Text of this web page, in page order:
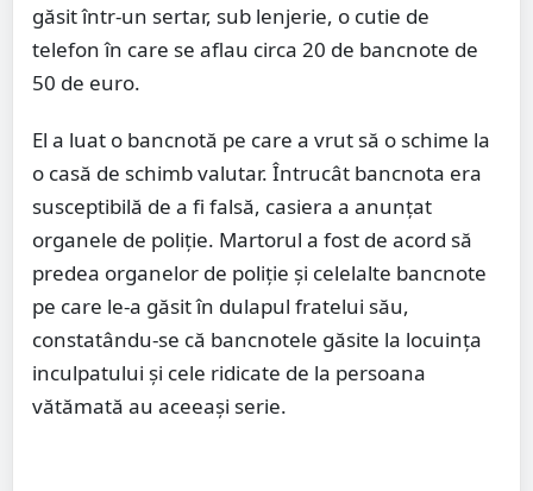
găsit într-un sertar, sub lenjerie, o cutie de
telefon în care se aflau circa 20 de bancnote de
50 de euro.
El a luat o bancnotă pe care a vrut să o schime la
o casă de schimb valutar. Întrucât bancnota era
susceptibilă de a fi falsă, casiera a anunţat
organele de poliţie. Martorul a fost de acord să
predea organelor de poliţie şi celelalte bancnote
pe care le-a găsit în dulapul fratelui său,
constatându-se că bancnotele găsite la locuinţa
inculpatului şi cele ridicate de la persoana
vătămată au aceeaşi serie.